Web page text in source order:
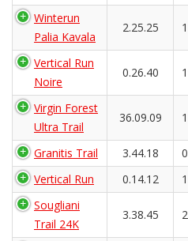
Winterun
Palia Kavala
2.25.25
Vertical Run
Noire
0.26.40
Virgin Forest
Ultra Trail
36.09.09
Granitis Trail 3.44.18
Vertical Run
0.14.12
Sougliani
Trail 24K
3.38.45